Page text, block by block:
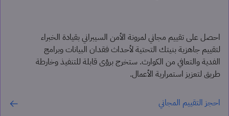
احصل على تقييم مجاني لمرونة الأمن السيبراني بقيادة الخبراء
لتقييم جاهزية بنيتك التحتية لأحداث فقدان البيانات وبرامج
الفدية والتعافي من الكوارث. ستخرج برؤى قابلة للتنفيذ وخارطة
طريق لتعزيز استمرارية الأعمال.
احجز التقييم المجاني